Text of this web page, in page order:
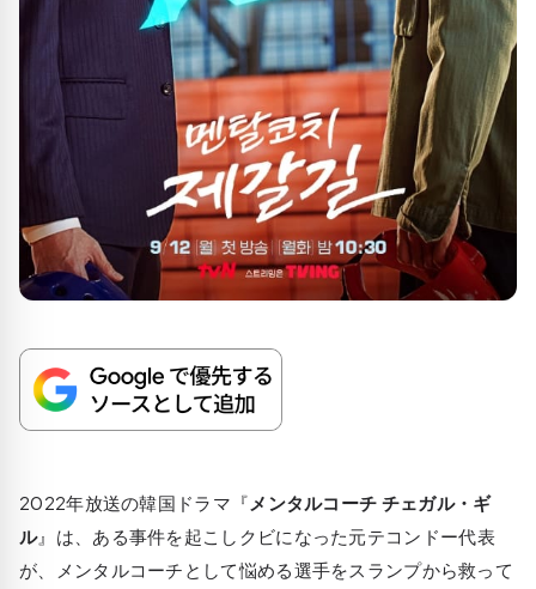
2022年放送の韓国ドラマ『 メンタルコーチ チェガル・ギ
ル』は、ある事件を起こしクビになった元テコンドー代表
が、メンタルコーチとして悩める選手をスランプから救って